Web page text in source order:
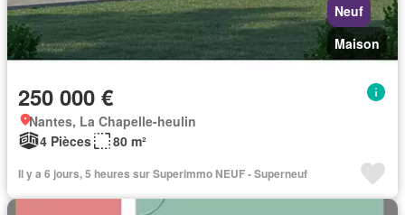
Neuf
Maison
250 000 €
Nantes, La Chapelle-heulin
4 Pièces
80 m²
Il y a 6 jours, 5 heures sur Superimmo NEUF - Superneuf